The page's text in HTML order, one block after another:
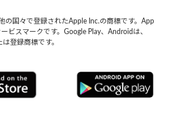
の国々で登録されたApple Inc.の商標です。App
ビスマークです。Google Play、Androidは、
登録商標です。